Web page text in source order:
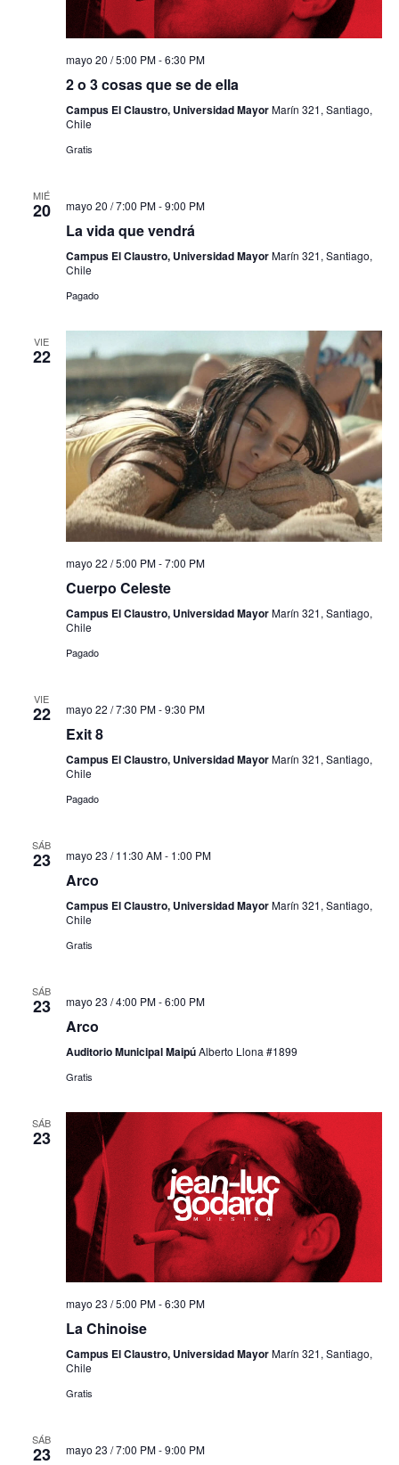
mayo 20 / 5:00 PM-6:30 PM
2 o 3 cosas que se de ella
Campus El Claustro, Universidad MayorMarín 321, Santiago,
Chile
Gratis
MIÉ
20 mayo 20 / 7:00 PM-9:00 PM
La vida que vendrá
Campus El Claustro, Universidad MayorMarín 321, Santiago,
Chile
Pagado
VIE
22
mayo 22 / 5:00 PM-7:00 PM
Cuerpo Celeste
Campus El Claustro, Universidad MayorMarín 321, Santiago,
Chile
Pagado
VIE
22 mayo 22 / 7:30 PM-9:30 PM
Exit 8
Campus El Claustro, Universidad MayorMarín 321, Santiago,
Chile
Pagado
SÁB
23 mayo 23 / 11:30 AM- 1:00 PM
Arco
Campus El Claustro, Universidad MayorMarín 321, Santiago,
Chile
Gratis
SÁB
23 mayo 23 / 4:00 PM-6:00 PM
Arco
Auditorio Municipal MaipúAlberto Llona #1899
Gratis
SÁB
23
mayo 23 / 5:00 PM-6:30 PM
La Chinoise
Campus El Claustro, Universidad MayorMarín 321, Santiago,
Chile
Gratis
SÁB
23 mayo 23 / 7:00 PM-9:00 PM